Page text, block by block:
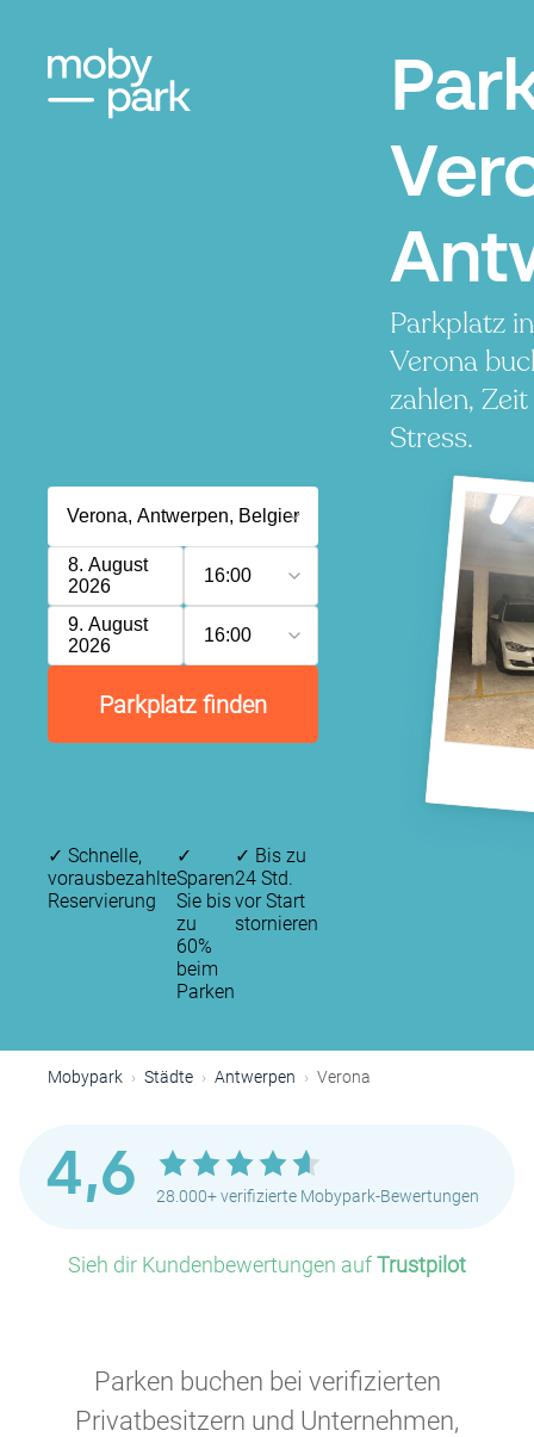
Parkplatz
Verona
zahlen,
Stress.
8. August
2026
16:00
9. August
2026
16:00
Parkplatz finden
✓ Schnelle,
vorausbezahlte
Reservierung
✓
Sparen
Sie bis
zu
60%
beim
Parken
✓ Bis zu
24 Std.
vor Start
stornieren
Mobypark Städte Antwerpen Verona
4,6 28.000+ verifizierte Mobypark-Bewertungen
Sieh dir Kundenbewertungen aufTrustpilot
Parken buchen bei verifizierten
Privatbesitzern und Unternehmen,